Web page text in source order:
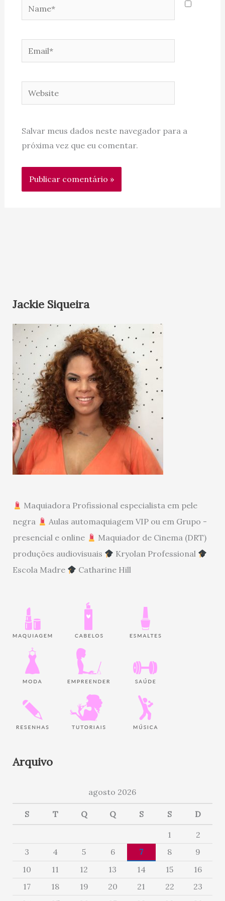
Name*
Email*
Website
Salvar meus dados neste navegador para a
próxima vez que eu comentar.
Jackie Siqueira
Maquiadora Profissional especialista em pele
negra
Aulas automaquiagem VIP ou em Grupo -
presencial e online
Maquiador de Cinema (DRT)
produções audiovisuais
Kryolan Professional
Escola Madre
Catharine Hill
Arquivo
agosto 2026
S T Q Q S S D
1
2
3
4 5 6 7 8
9
10
11 12 13 14 15
16
17
18 19 20 21 22
23